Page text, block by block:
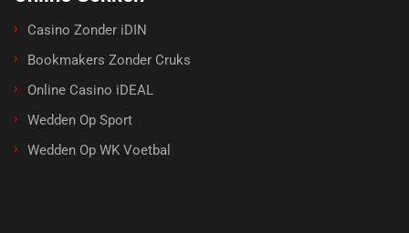
Casino Zonder iDIN
Bookmakers Zonder Cruks
Online Casino iDEAL
Wedden Op Sport
Wedden Op WK Voetbal